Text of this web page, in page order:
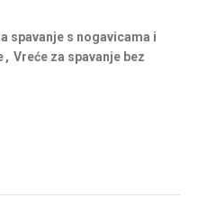
spavanje s nogavicama i
, Vreće za spavanje bez